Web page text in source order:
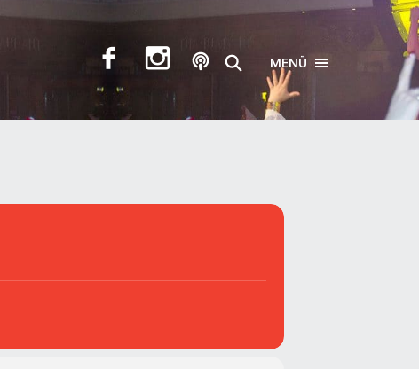
MENÜ TOGGLE